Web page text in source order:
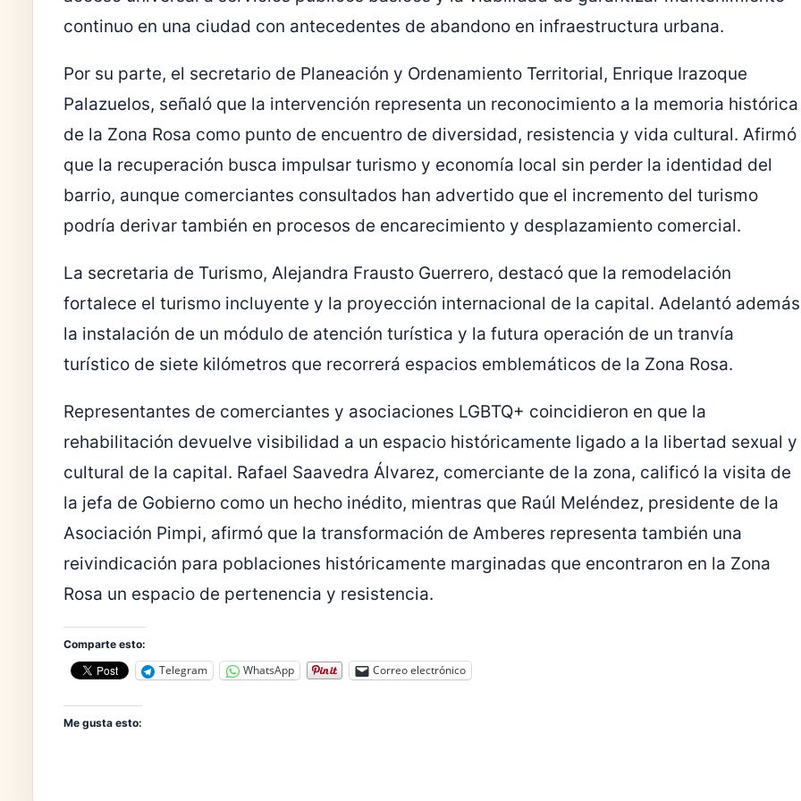
continuo en una ciudad con antecedentes de abandono en infraestructura urbana.
Por su parte, el secretario de Planeación y Ordenamiento Territorial, Enrique Irazoque
Palazuelos, señaló que la intervención representa un reconocimiento a la memoria histórica
de la Zona Rosa como punto de encuentro de diversidad, resistencia y vida cultural. Afirmó
que la recuperación busca impulsar turismo y economía local sin perder la identidad del
barrio, aunque comerciantes consultados han advertido que el incremento del turismo
podría derivar también en procesos de encarecimiento y desplazamiento comercial.
La secretaria de Turismo, Alejandra Frausto Guerrero, destacó que la remodelación
fortalece el turismo incluyente y la proyección internacional de la capital. Adelantó además
la instalación de un módulo de atención turística y la futura operación de un tranvía
turístico de siete kilómetros que recorrerá espacios emblemáticos de la Zona Rosa.
Representantes de comerciantes y asociaciones LGBTQ+ coincidieron en que la
rehabilitación devuelve visibilidad a un espacio históricamente ligado a la libertad sexual y
cultural de la capital. Rafael Saavedra Álvarez, comerciante de la zona, calificó la visita de
la jefa de Gobierno como un hecho inédito, mientras que Raúl Meléndez, presidente de la
Asociación Pimpi, afirmó que la transformación de Amberes representa también una
reivindicación para poblaciones históricamente marginadas que encontraron en la Zona
Rosa un espacio de pertenencia y resistencia.
Comparte esto:
Telegram WhatsApp Correo electrónico
Me gusta esto: